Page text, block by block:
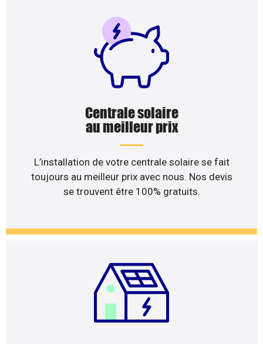
Centrale solaire
au meilleur prix
L’installation de votre centrale solaire se fait
toujours au meilleur prix avec nous. Nos devis
se trouvent être 100% gratuits.